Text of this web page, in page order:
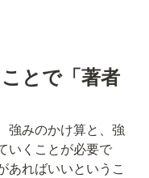
とで「著者
強みのかけ算と、強
いくことが必要で
あればいいというこ